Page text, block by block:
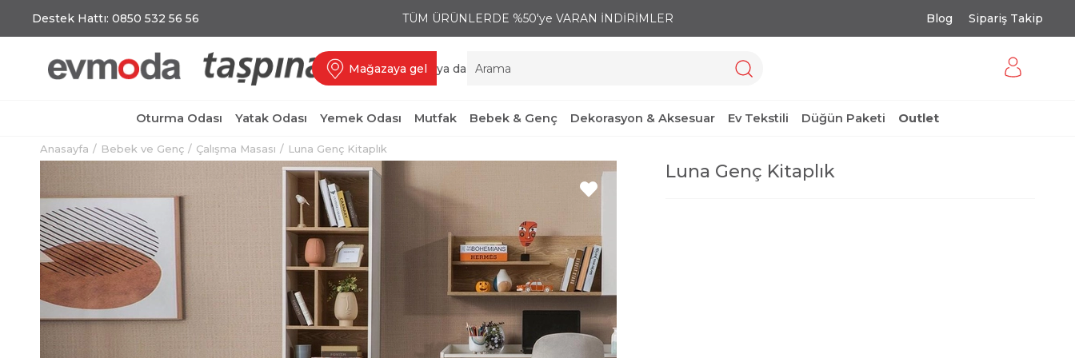
Destek Hattı: 0850 532 56 56 TÜM ÜRÜNLERDE %50'ye VARAN İNDİRİMLER Blog Sipariş Takip
Mağazaya gel ya da
Oturma Odası Yatak Odası Yemek Odası Mutfak Bebek & Genç Dekorasyon & Aksesuar Ev Tekstili Düğün Paketi Outlet
Anasayfa Bebek ve Genç Çalışma Masası Luna Genç Kitaplık
Luna Genç Kitaplık